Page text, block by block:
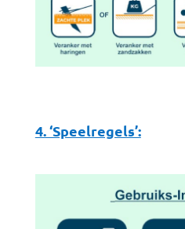
4. ‘Speelregels’: